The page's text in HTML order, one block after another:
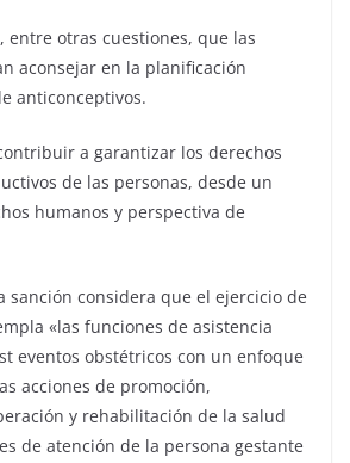
entre otras cuestiones, que las
aconsejar en la planificación
anticonceptivos.
a garantizar los derechos
de las personas, desde un
humanos y perspectiva de
sanción considera que el ejercicio de
«las funciones de asistencia
eventos obstétricos con un enfoque
acciones de promoción,
y rehabilitación de la salud
de atención de la persona gestante